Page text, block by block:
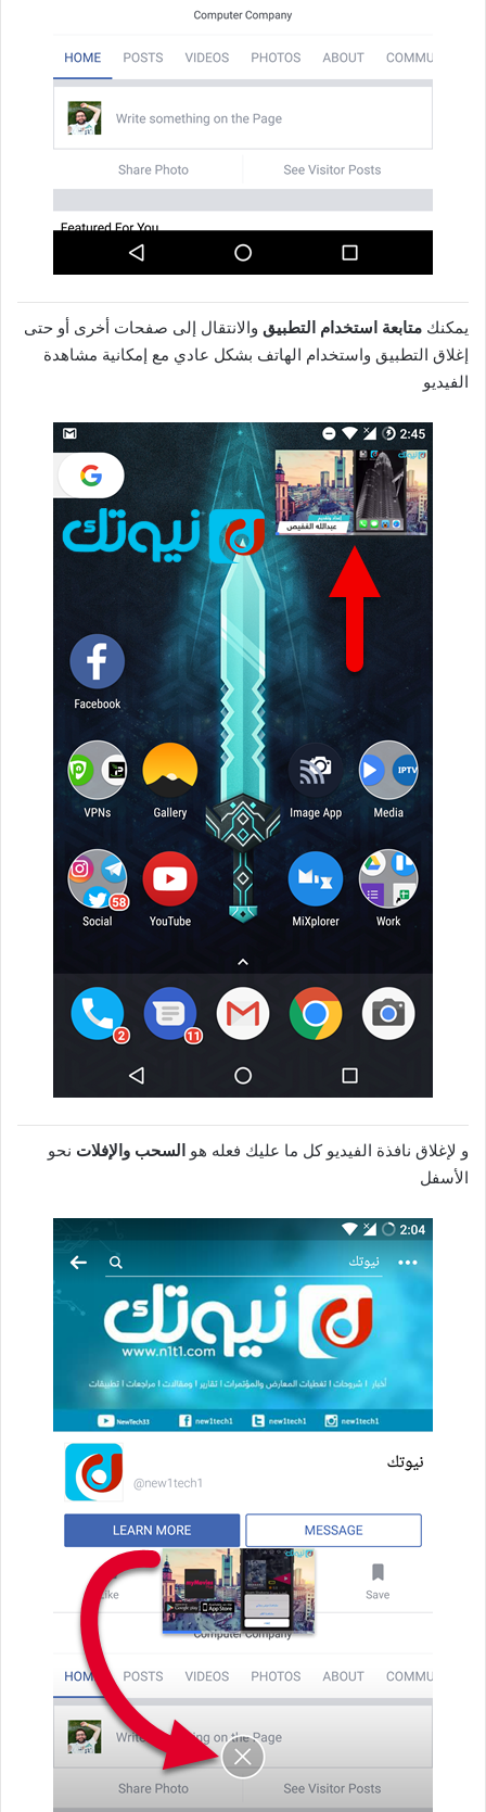
يمكنك متابعة استخدام التطبيق والانتقال إلى صفحات أخرى أو حتى
إغلاق التطبيق واستخدام الهاتف بشكل عادي مع إمكانية مشاهدة
الفيديو
و لإغلاق نافذة الفيديو كل ما عليك فعله هو السحب والإفلات نحو
الأسفل